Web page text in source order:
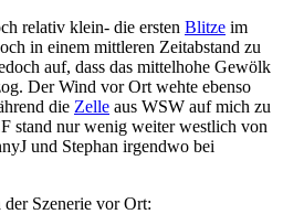
relativ klein- die ersten Blitze im
in einem mittleren Zeitabstand zu
auf, dass das mittelhohe Gewölk
Der Wind vor Ort wehte ebenso
die Zelle aus WSW auf mich zu
stand nur wenig weiter westlich von
und Stephan irgendwo bei
Szenerie vor Ort: